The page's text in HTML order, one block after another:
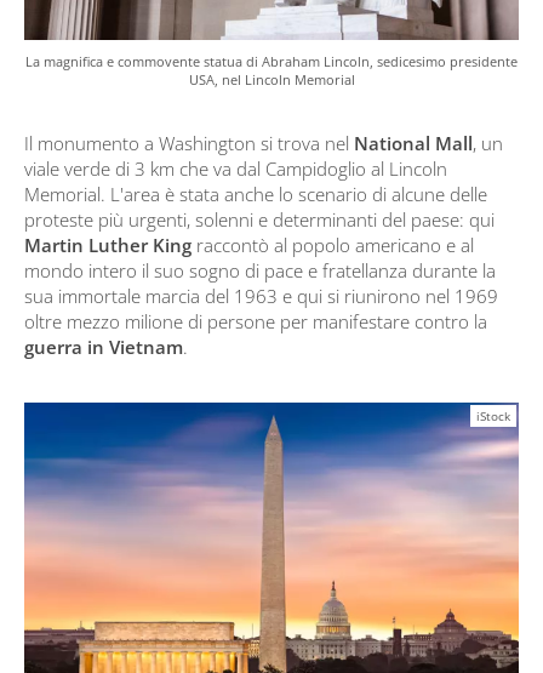
La magnifica e commovente statua di Abraham Lincoln, sedicesimo presidente
USA, nel Lincoln Memorial
Il monumento a Washington si trova nel National Mall, un
viale verde di 3 km che va dal Campidoglio al Lincoln
Memorial. L'area è stata anche lo scenario di alcune delle
proteste più urgenti, solenni e determinanti del paese: qui
Martin Luther King raccontò al popolo americano e al
mondo intero il suo sogno di pace e fratellanza durante la
sua immortale marcia del 1963 e qui si riunirono nel 1969
oltre mezzo milione di persone per manifestare contro la
guerra in Vietnam.
iStock